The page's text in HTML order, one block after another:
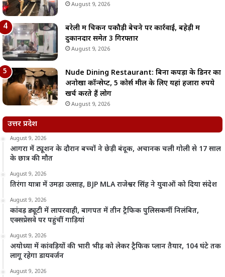
August 9, 2026
बरेली में चिकन पकौड़ी बेचने पर कार्रवाई, बहेड़ी में
दुकानदार समेत 3 गिरफ्तार
August 9, 2026
Nude Dining Restaurant: बिना कपड़ों के डिनर का
अनोखा कॉन्सेप्ट, 5 कोर्स मील के लिए यहां हजारों रुपये
खर्च करते हैं लोग
August 9, 2026
उत्तर प्रदेश
August 9, 2026
आगरा में ट्यूशन के दौरान बच्चों ने छेड़ी बंदूक, अचानक चली गोली से 17 साल
के छात्र की मौत
August 9, 2026
तिरंगा यात्रा में उमड़ा उत्साह, BJP MLA राजेश्वर सिंह ने युवाओं को दिया संदेश
August 9, 2026
कांवड़ ड्यूटी में लापरवाही, बागपत में तीन ट्रैफिक पुलिसकर्मी निलंबित,
एक्सप्रेसवे पर पहुंचीं गाड़ियां
August 9, 2026
अयोध्या में कांवड़ियों की भारी भीड़ को लेकर ट्रैफिक प्लान तैयार, 104 घंटे तक
लागू रहेगा डायवर्जन
August 9, 2026